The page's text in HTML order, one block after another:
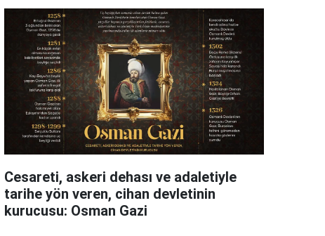
Cesareti, askeri dehası ve adaletiyle
tarihe yön veren, cihan devletinin
kurucusu: Osman Gazi